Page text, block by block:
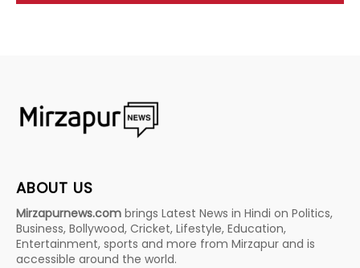
ABOUT US
Mirzapurnews.com brings Latest News in Hindi on Politics,
Business, Bollywood, Cricket, Lifestyle, Education,
Entertainment, sports and more from Mirzapur and is
accessible around the world.